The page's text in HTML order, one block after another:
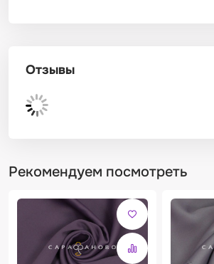
Отзывы
Рекомендуем посмотреть